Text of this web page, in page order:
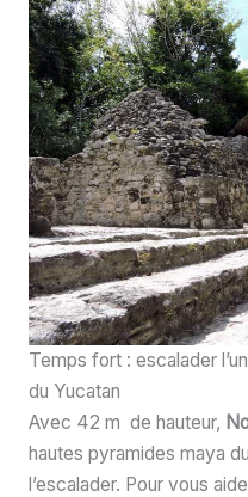
Temps fort : escalader
du Yucatan
Avec 42 m de hauteur,
hautes pyramides maya
l’escalader. Pour vous